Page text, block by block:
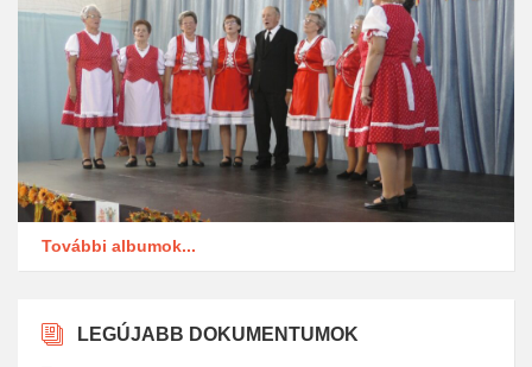
További albumok...
LEGÚJABB DOKUMENTUMOK